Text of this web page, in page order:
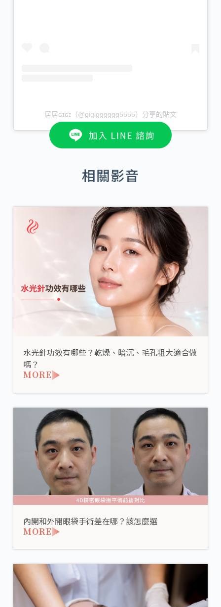
居居ɢɪɢɪ（@gigigggggg5555）分享的貼文
相關影音
水光針功效有哪些？乾燥、暗沉、毛孔粗大適合做
嗎？
MORE
內開和外開眼袋手術差在哪？該怎麼選
MORE